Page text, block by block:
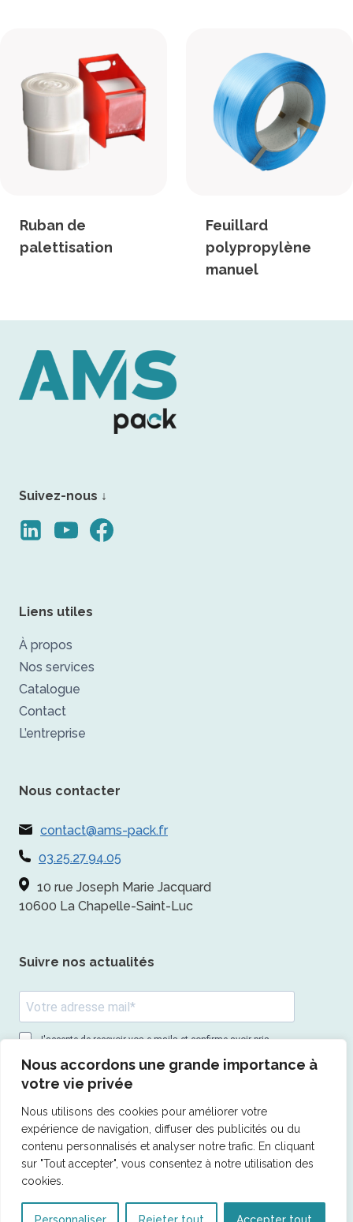
Nous accordons une grande importance à
votre vie privée
Nous utilisons des cookies pour améliorer votre
expérience de navigation, diffuser des publicités ou du
contenu personnalisés et analyser notre trafic. En cliquant
sur "Tout accepter", vous consentez à notre utilisation des
cookies.
Ruban de
palettisation
Feuillard
polypropylène
manuel
Suivez-nous ↓
Liens utiles
À propos
Nos services
Catalogue
Contact
L’entreprise
Nous contacter
contact@ams-pack.fr
03.25.27.94.05
10 rue Joseph Marie Jacquard
10600 La Chapelle-Saint-Luc
Suivre nos actualités
J'accepte de recevoir vos e-mails et confirme avoir pris
mentions légales.
Vous pouvez vous désinscrire à tout moment en cliquant sur le
S'inscrire
© 2026 AMS pack -Mentions légales
- Tous droits